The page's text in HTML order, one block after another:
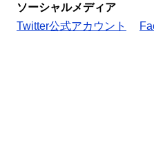
ソーシャルメディア
Twitter公式アカウント